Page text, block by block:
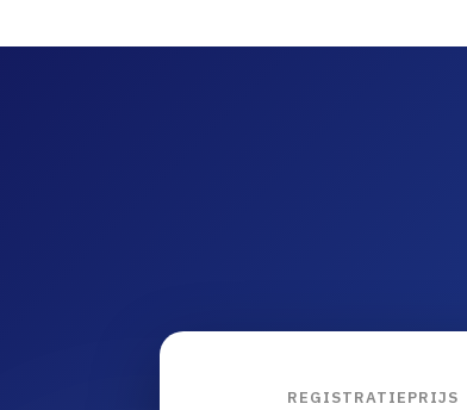
REGISTRATIEPRIJS